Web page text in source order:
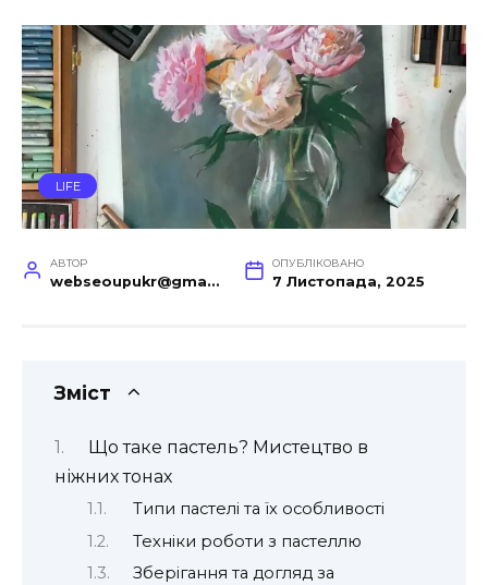
LIFE
АВТОР
webseoupukr@gmail.com
ОПУБЛІКОВАНО
7 Листопада, 2025
Зміст
Що таке пастель? Мистецтво в
ніжних тонах
Типи пастелі та їх особливості
Техніки роботи з пастеллю
Зберігання та догляд за